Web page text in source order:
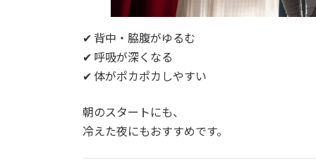
✔ 背中・脇腹がゆるむ
✔ 呼吸が深くなる
✔ 体がポカポカしやすい
朝のスタートにも、
冷えた夜にもおすすめです。